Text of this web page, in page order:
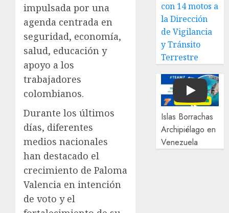
impulsada por una
agenda centrada en
seguridad, economía,
salud, educación y
apoyo a los
trabajadores
colombianos.
Durante los últimos
días, diferentes
medios nacionales
han destacado el
crecimiento de Paloma
Valencia en intención
de voto y el
con 14 motos a
la Dirección
de Vigilancia
y Tránsito
Terrestre
Play
Islas Borrachas
Archipiélago en
Venezuela